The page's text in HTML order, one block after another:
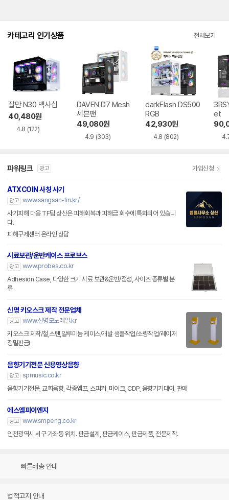
카테고리 인기상품 전체보기
잘만 N30 백사십
40,480원
4.8 (122)
DAVEN D7 Mesh
세븐팬
49,080원
4.9 (303)
darkFlash DS500
RGB
42,930원
4.8 (802)
et
파워링크 광고 가입신청
ATXCOIN 사칭 사기
광고 www.sangsan-fin.kr/
사기피해 대응 TF팀 상산은 피해회복과 피해금 회수에 특화되어 있습니
다.
피해구제센터 온라인 상담
시료보관/운반케이스 프로브스
광고 www.probes.co.kr
Adhesion Case, 다양한 크기 시료 보관&운반/점성, 사이즈 종류별 분
류
신명 키오스크 제작 전문업체
광고 www.신명모노레일.kr
키오스크 제작/철,스텐,알루미늄 케이스/개발 샘플작업/소량작업/레이저
정밀판금!
음향기기전문 신용영상음향
광고 spmusic.co.kr
음향기기전문, 교회음향, 각종앰프, 스피커, 마이크, CDP, 음향기기대여, 판매
에스엠피이엔지
광고 www.smpeng.co.kr
인천광역시 서구 가좌동 위치. 판금설계, 판금케이스, 판금제품, 전문제작.
빠른배송 안내
법적고지 안내